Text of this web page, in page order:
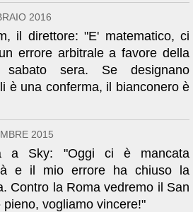
2016
il direttore: "E' matematico, ci
errore arbitrale a favore della
sabato sera. Se designano
è una conferma, il bianconero è
2015
a Sky: "Oggi ci è mancata
e il mio errore ha chiuso la
Contro la Roma vedremo il San
pieno, vogliamo vincere!"